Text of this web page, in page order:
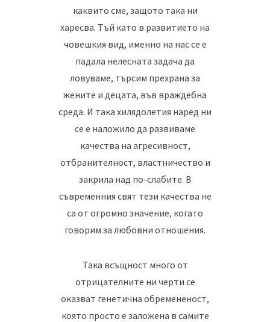
каквито сме, защото така ни
харесва. Тъй като в развитието на
човешкия вид, именно на нас се е
падала нелесната задача да
ловуваме, търсим прехрана за
жените и децата, във враждебна
среда. И така хилядолетия наред ни
се е наложило да развиваме
качества на агресивност,
отбранителност, властничество и
закрила над по-слабите. В
съвременния свят тези качества не
са от огромно значение, когато
говорим за любовни отношения.
Така всъщност много от
отрицателните ни черти се
оказват генетична обремененост,
която просто е заложена в самите